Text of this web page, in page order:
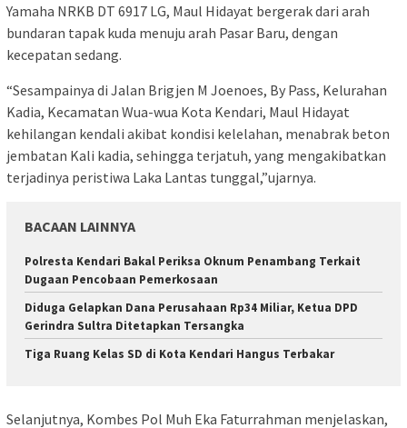
Yamaha NRKB DT 6917 LG, Maul Hidayat bergerak dari arah
bundaran tapak kuda menuju arah Pasar Baru, dengan
kecepatan sedang.
“Sesampainya di Jalan Brigjen M Joenoes, By Pass, Kelurahan
Kadia, Kecamatan Wua-wua Kota Kendari, Maul Hidayat
kehilangan kendali akibat kondisi kelelahan, menabrak beton
jembatan Kali kadia, sehingga terjatuh, yang mengakibatkan
terjadinya peristiwa Laka Lantas tunggal,”ujarnya.
BACAAN LAINNYA
Polresta Kendari Bakal Periksa Oknum Penambang Terkait
Dugaan Pencobaan Pemerkosaan
Diduga Gelapkan Dana Perusahaan Rp34 Miliar, Ketua DPD
Gerindra Sultra Ditetapkan Tersangka
Tiga Ruang Kelas SD di Kota Kendari Hangus Terbakar
Selanjutnya, Kombes Pol Muh Eka Faturrahman menjelaskan,